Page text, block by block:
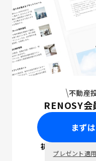
不動産
RENOSY会
まず
初回面談で
プレゼント適